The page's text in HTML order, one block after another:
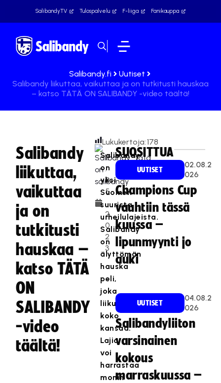
SalibandyTV Tulospalvelu F-liiga Fanikauppa
Salibandy.fi
Uutiset
Salibandy liikuttaa, vaikuttaa ja on tutkitusti hauskaa
– katso TÄTÄ ON SALIBANDY -video täältä!
Salibandy
liikuttaa,
vaikuttaa
ja on
tutkitusti
hauskaa –
katso TÄTÄ
ON
SALIBANDY
-video
täältä!
11
.
0
5
.
2
0
2
3
Lukukertoja:178
Salibandy
on
yksi
Suomen
suurista
urheilulajeista.
Salibandy
on
älyttömän
hauska
peli,
joka
liikuttaa
koko
kansaa.
Lajia
voi
harrastaa
monin
SUOSITTUA
UUTISET
02.08.2
026
Champions Cup
vauhtiin tässä
kuussa –
lipunmyynti jo
auki
UUTISET
04.08.2
026
Salibandyliiton
varsinainen
kokous
marraskuussa –